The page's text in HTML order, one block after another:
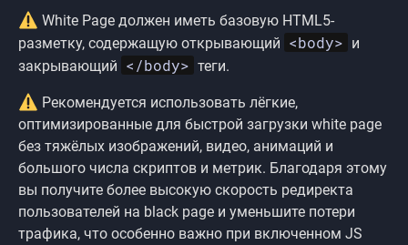
White Page должен иметь базовую HTML5-
разметку, содержащую открывающий <body> и
закрывающий </body> теги.
Рекомендуется использовать лёгкие,
оптимизированные для быстрой загрузки white page
без тяжёлых изображений, видео, анимаций и
большого числа скриптов и метрик. Благодаря этому
вы получите более высокую скорость редиректа
пользователей на black page и уменьшите потери
трафика, что особенно важно при включенном JS